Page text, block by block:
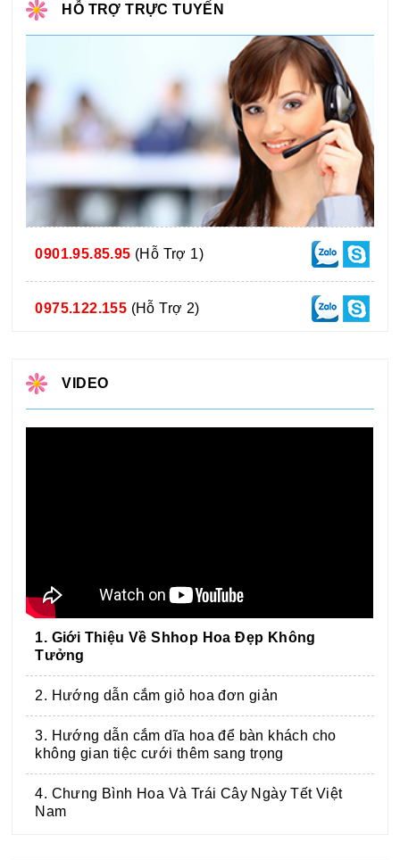
HỖ TRỢ TRỰC TUYẾN
0901.95.85.95 (Hỗ Trợ 1)
0975.122.155 (Hỗ Trợ 2)
VIDEO
1. Giới Thiệu Về Shhop Hoa Đẹp Không
Tưởng
2. Hướng dẫn cắm giỏ hoa đơn giản
3. Hướng dẫn cắm dĩa hoa để bàn khách cho
không gian tiệc cưới thêm sang trọng
4. Chưng Bình Hoa Và Trái Cây Ngày Tết Việt
Nam